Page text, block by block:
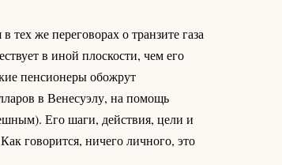
же переговорах о транзите газа
в иной плоскости, чем его
пенсионеры обожрут
в Венесуэлу, на помощь
Его шаги, действия, цели и
говорится, ничего личного, это